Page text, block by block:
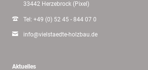
33442 Herzebrock (Pixel)
Tel: +49 (0) 52 45 - 844 07 0
info@vielstaedte-holzbau.de
Aktuelles